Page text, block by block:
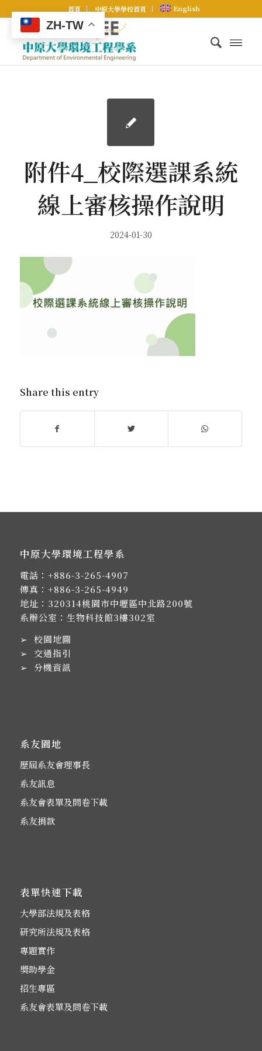
首頁 中原大學學校首頁 English
附件4_校際選課系統
線上審核操作說明
2024-01-30
Share this entry
中原大學環境工程學系
電話： +886-3-265-4907
傳真：+886-3-265-4949
地址： 320314桃園市中壢區中北路200號
系辦公室：生物科技館3樓302室
➢ 校園地圖
➢ 交通指引
➢ 分機資訊
系友園地
歷屆系友會理事長
系友訊息
系友會表單及問卷下載
系友捐款
表單快速下載
大學部法規及表格
研究所法規及表格
專題實作
獎助學金
招生專區
系友會表單及問卷下載
ZH-TW